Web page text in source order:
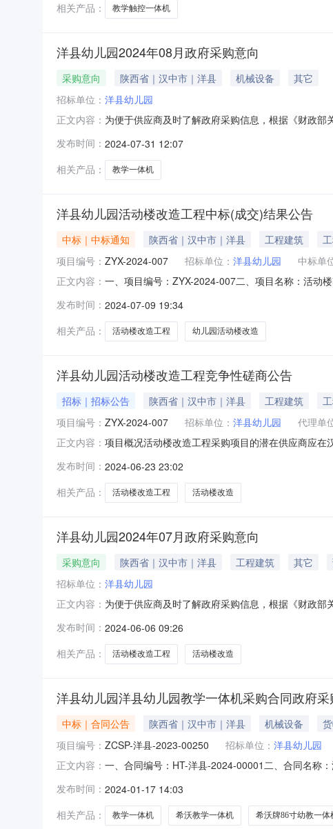
相关产品：
教学触控一体机
洋县幼儿园2024年08月政府采购意向
采购意向 陕西省｜汉中市｜洋县 机械设备
其它
招标单位： 洋县幼儿园
正文内容： 为便于供应商及时了解政府采购信息，根据《财政
置；需满足的要求:86英寸触控一体机，符合“安可”
源。。23.4
发布时间： 2024-07-31 12:07
相关产品：
教学一体机
洋县幼儿园活动楼改造工程中标(成交)结果公告
中标｜中标通知 陕西省｜汉中市｜洋县 工程建筑
项目编号： ZYX-2024-007 招标单位： 洋县幼儿园 中标单
正文内容： 一、项目编号：ZYX-2024-007二、项目名称：活动
金额(元)1其他建筑物、构筑物修缮幼儿园活动楼改
发布时间： 2024-07-09 19:34
相关产品：
活动楼改造工程 幼儿园活动楼改造
洋县幼儿园活动楼改造工程竞争性磋商公告
招标｜招标公告 陕西省｜汉中市｜洋县 工程建筑
项目编号： ZYX-2024-007 招标单位： 洋县幼儿园 代理单
正文内容： 项目概况活动楼改造工程采购项目的潜在供应商应
合同包最高限价：918,953.78元品目号品目名称采
发布时间： 2024-06-23 23:02
相关产品：
活动楼改造工程 活动楼改造
洋县幼儿园2024年07月政府采购意向
采购意向 陕西省｜汉中市｜洋县 工程建筑 其它
招标单位： 洋县幼儿园
正文内容： 为便于供应商及时了解政府采购信息，根据《财政
人环境。；需满足的要求:施工过程精细，质量符合
告和采购文件
发布时间： 2024-06-06 09:26
相关产品：
活动楼改造工程 活动楼改造
洋县幼儿园洋县幼儿园教学一体机采购合同政府
中标｜合同公告 陕西省｜汉中市｜洋县 机械设备
项目编号： ZCSP-洋县-2023-00250 招标单位： 洋县幼儿园
正文内容： 一、合同编号：HT-洋县-2024-00001二、合同名称
主要信息主要标的：序号名称数量(单位)单价(元)总
发布时间： 2024-01-17 14:03
相关产品：
教学一体机 希沃教学一体机 希沃牌86寸幼教一体